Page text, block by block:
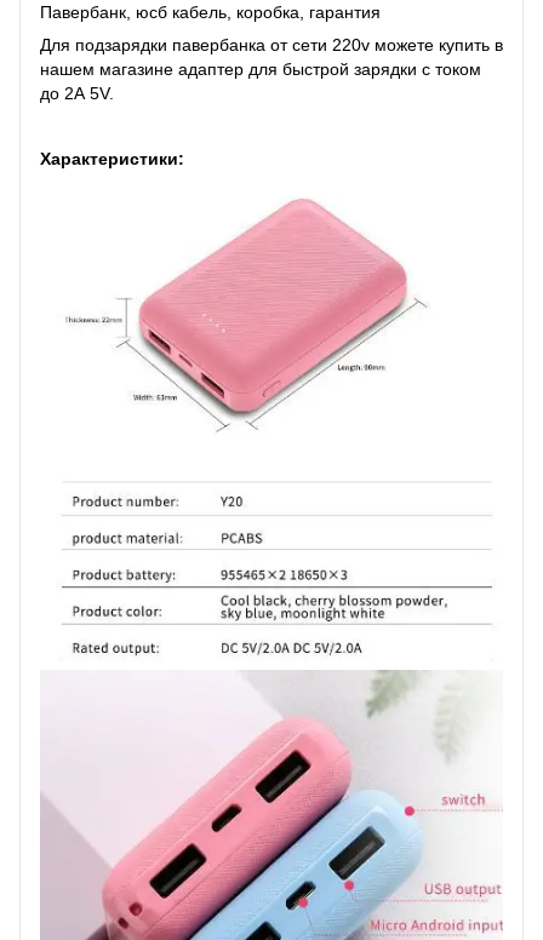
Павербанк, юсб кабель, коробка, гарантия
Для подзарядки павербанка от сети 220v можете купить в
нашем магазине адаптер для быстрой зарядки с током
до 2А 5V.
Характеристики: